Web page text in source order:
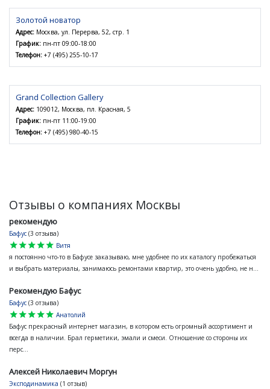
Золотой новатор
Адрес: Москва, ул. Перерва, 52, стр. 1
График: пн-пт 09:00-18:00
Телефон: +7 (495) 255-10-17
Grand Collection Gallery
Адрес: 109012, Москва, пл. Красная, 5
График: пн-пт 11:00-19:00
Телефон: +7 (495) 980-40-15
Отзывы о компаниях Москвы
рекомендую
Бафус (3 отзыва)
star
star
star
star
star
Витя
я постоянно что-то в Бафусе заказываю, мне удобнее по их каталогу пробежаться
и выбрать материалы, занимаюсь ремонтами квартир, это очень удобно, не н...
Рекомендую Бафус
Бафус (3 отзыва)
star
star
star
star
star
Анатолий
Бафус прекрасный интернет магазин, в котором есть огромный ассортимент и
всегда в наличии. Брал герметики, эмали и смеси. Отношение со стороны их
перс...
Алексей Николаевич Моргун
Эксподинамика (1 отзыв)